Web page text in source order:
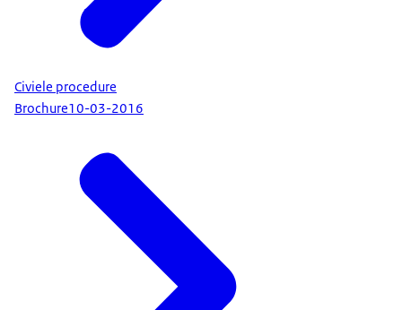
Civiele procedure
Brochure10-03-2016